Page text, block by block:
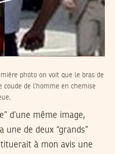
photo on voit que le bras de
de l’homme en chemise
d’une même image,
de deux “grands”
à mon avis une